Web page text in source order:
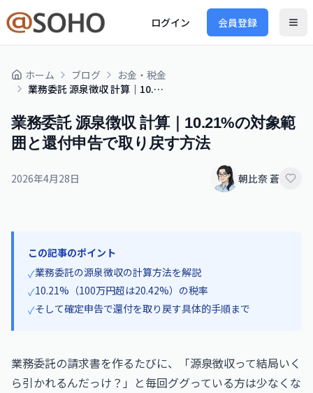
ログイン 会員登録
ホーム ブログ
お金・税金
業務委託 源泉徴収 計算｜10.21%の対象範囲と還付申告で取り戻す方法
業務委託 源泉徴収 計算｜10.21%の対象範
囲と還付申告で取り戻す方法
2026年4月28日 朝比奈 蒼
この記事のポイント
✓業務委託の源泉徴収の計算方法を解説
✓10.21%（100万円超は20.42%）の税率
✓そして確定申告で還付を取り戻す具体的手順まで
業務委託の請求書を作るたびに、「源泉徴収って結局いく
ら引かれるんだっけ？」と毎回ググっている方は少なくな